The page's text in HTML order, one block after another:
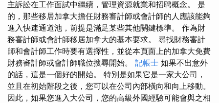
主訴訟在工作面試中繼續，管理資源就業和招聘概念。 是
的，那些移居加拿大擔任財務審計師或會計師的人應該能夠
進入快速通道池，前提是滿足某些其他關鍵標準。 作為財
務審計師或會計師移居加拿大的基本要求。 尋找財務審計
師和會計師工作時要有選擇性，並從本頁面上的加拿大免費
財務審計師或會計師職位搜尋開始。 記帳士 如果不出意外
的話，這是一個好的開始。 特別是如果它是一家大公司，
並且在初始階段之後，您可以在公司內部橫向和向上移動。
因此，如果您進入大公司，您的高級外國經驗可能會與之相